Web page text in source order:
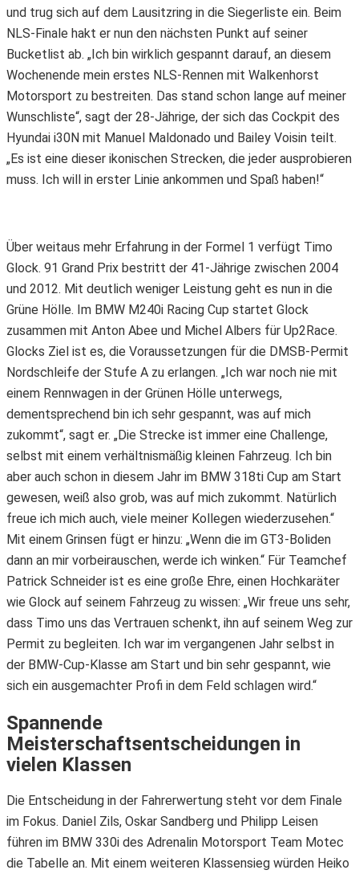
und trug sich auf dem Lausitzring in die Siegerliste ein. Beim
NLS-Finale hakt er nun den nächsten Punkt auf seiner
Bucketlist ab. „Ich bin wirklich gespannt darauf, an diesem
Wochenende mein erstes NLS-Rennen mit Walkenhorst
Motorsport zu bestreiten. Das stand schon lange auf meiner
Wunschliste“, sagt der 28-Jährige, der sich das Cockpit des
Hyundai i30N mit Manuel Maldonado und Bailey Voisin teilt.
„Es ist eine dieser ikonischen Strecken, die jeder ausprobieren
muss. Ich will in erster Linie ankommen und Spaß haben!“
Über weitaus mehr Erfahrung in der Formel 1 verfügt Timo
Glock. 91 Grand Prix bestritt der 41-Jährige zwischen 2004
und 2012. Mit deutlich weniger Leistung geht es nun in die
Grüne Hölle. Im BMW M240i Racing Cup startet Glock
zusammen mit Anton Abee und Michel Albers für Up2Race.
Glocks Ziel ist es, die Voraussetzungen für die DMSB-Permit
Nordschleife der Stufe A zu erlangen. „Ich war noch nie mit
einem Rennwagen in der Grünen Hölle unterwegs,
dementsprechend bin ich sehr gespannt, was auf mich
zukommt“, sagt er. „Die Strecke ist immer eine Challenge,
selbst mit einem verhältnismäßig kleinen Fahrzeug. Ich bin
aber auch schon in diesem Jahr im BMW 318ti Cup am Start
gewesen, weiß also grob, was auf mich zukommt. Natürlich
freue ich mich auch, viele meiner Kollegen wiederzusehen.“
Mit einem Grinsen fügt er hinzu: „Wenn die im GT3-Boliden
dann an mir vorbeirauschen, werde ich winken.“ Für Teamchef
Patrick Schneider ist es eine große Ehre, einen Hochkaräter
wie Glock auf seinem Fahrzeug zu wissen: „Wir freue uns sehr,
dass Timo uns das Vertrauen schenkt, ihn auf seinem Weg zur
Permit zu begleiten. Ich war im vergangenen Jahr selbst in
der BMW-Cup-Klasse am Start und bin sehr gespannt, wie
sich ein ausgemachter Profi in dem Feld schlagen wird.“
Spannende
Meisterschaftsentscheidungen in
vielen Klassen
Die Entscheidung in der Fahrerwertung steht vor dem Finale
im Fokus. Daniel Zils, Oskar Sandberg und Philipp Leisen
führen im BMW 330i des Adrenalin Motorsport Team Motec
die Tabelle an. Mit einem weiteren Klassensieg würden Heiko